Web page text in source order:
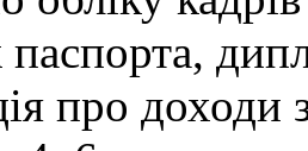
паспорта,
про доходи